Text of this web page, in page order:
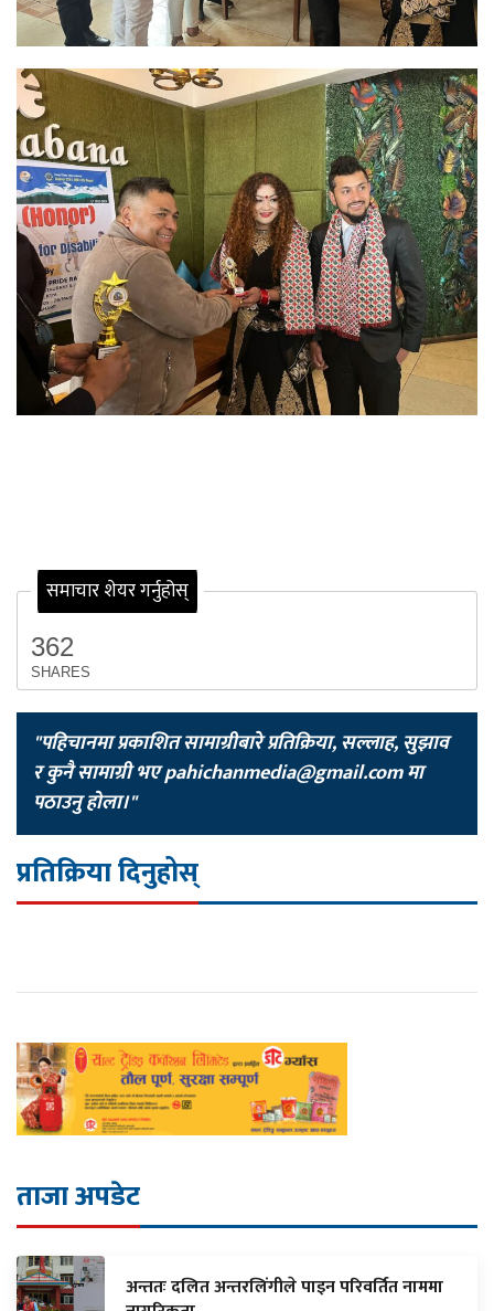
समाचार शेयर गर्नुहोस्
362
SHARES
"पहिचानमा प्रकाशित सामाग्रीबारे प्रतिक्रिया, सल्लाह, सुझाव
र कुनै सामाग्री भएpahichanmedia@gmail.comमा
पठाउनु होला।"
प्रतिक्रिया दिनुहोस्
ताजा अपडेट
अन्ततः दलित अन्तरलिंगीले पाइन परिवर्तित नाममा